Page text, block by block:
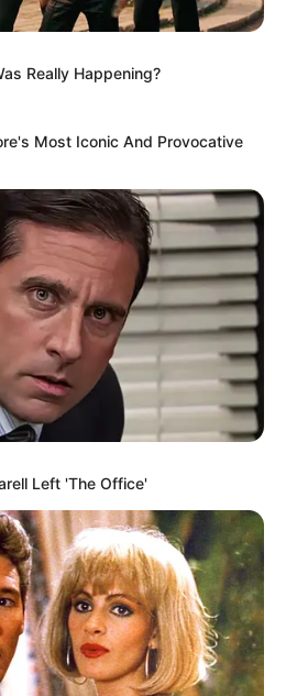
Really Happening?
Most Iconic And Provocative
Left 'The Office'